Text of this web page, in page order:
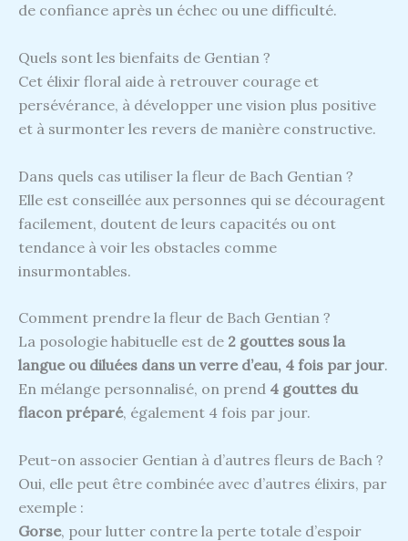
de confiance après un échec ou une difficulté.
Quels sont les bienfaits de Gentian ?
Cet élixir floral aide à retrouver courage et
persévérance, à développer une vision plus positive
et à surmonter les revers de manière constructive.
Dans quels cas utiliser la fleur de Bach Gentian ?
Elle est conseillée aux personnes qui se découragent
facilement, doutent de leurs capacités ou ont
tendance à voir les obstacles comme
insurmontables.
Comment prendre la fleur de Bach Gentian ?
La posologie habituelle est de 2 gouttes sous la
langue ou diluées dans un verre d’eau, 4 fois par jour.
En mélange personnalisé, on prend 4 gouttes du
flacon préparé, également 4 fois par jour.
Peut-on associer Gentian à d’autres fleurs de Bach ?
Oui, elle peut être combinée avec d’autres élixirs, par
exemple :
Gorse, pour lutter contre la perte totale d’espoir